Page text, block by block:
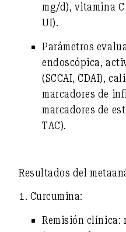
mg/d), vitamina
UI).
Parámetros
endoscópica,
(SCCAI, CDAI),
marcadores de
marcadores de
TAC).
Resultados del
1. Curcumina:
Remisión clínica: